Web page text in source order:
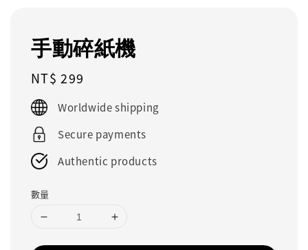
手動碎紙機
Regular
price
NT$ 299
Worldwide shipping
Secure payments
Authentic products
數量